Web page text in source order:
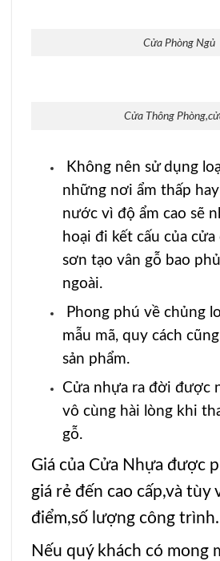
Cửa Phòng Ngủ
Cửa Thông
Không nên sử dụng
những nơi ẩm thấp
nước vì độ ẩm cao sẽ
hoại đi kết cấu của
sơn tạo vân gỗ bao
ngoài.
Phong phú về chủng
mẫu mã, quy cách
sản phẩm.
Cửa nhựa ra đời được
vô cùng hài lòng khi
gỗ.
Giá của Cửa Nhựa được
giá rẻ đến cao cấp,và
điểm,số lượng công
Nếu quý khách có mong